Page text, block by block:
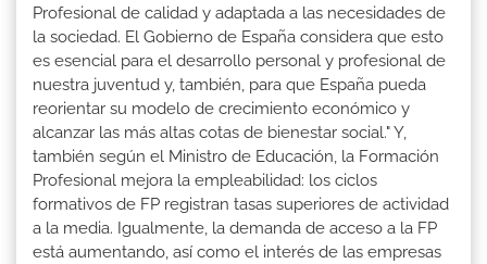
Profesional de calidad y adaptada a las necesidades de
la sociedad. El Gobierno de España considera que esto
es esencial para el desarrollo personal y profesional de
nuestra juventud y, también, para que España pueda
reorientar su modelo de crecimiento económico y
alcanzar las más altas cotas de bienestar social." Y,
también según el Ministro de Educación, la Formación
Profesional mejora la empleabilidad: los ciclos
formativos de FP registran tasas superiores de actividad
a la media. Igualmente, la demanda de acceso a la FP
está aumentando, así como el interés de las empresas